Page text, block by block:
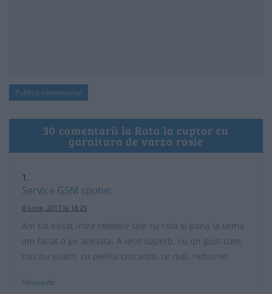
30 comentarii la Rata la cuptor cu
garnitura de varza rosie
Service GSM spune:
8 iunie, 2017 la 18:25
Am tot exitat intre retetele tale cu rata si pana la urma
am facut-o pe aceasta. A iesit superb, cu un gust cum
nici nu visam, cu pielita crocanta, ce mai, nebunie!
Răspunde